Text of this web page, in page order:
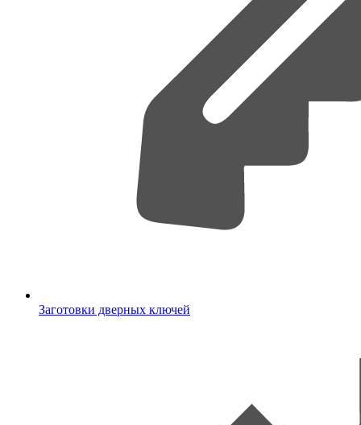
Заготовки дверных ключей